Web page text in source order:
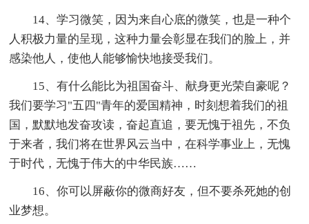
14、学习微笑，因为来自心底的微笑，也是一种个
人积极力量的呈现，这种力量会彰显在我们的脸上，并
感染他人，使他人能够愉快地接受我们。
15、有什么能比为祖国奋斗、献身更光荣自豪呢？
我们要学习"五四"青年的爱国精神，时刻想着我们的祖
国，默默地发奋攻读，奋起直追，要无愧于祖先，不负
于来者，我们将在世界风云当中，在科学事业上，无愧
于时代，无愧于伟大的中华民族……
16、你可以屏蔽你的微商好友，但不要杀死她的创
业梦想。